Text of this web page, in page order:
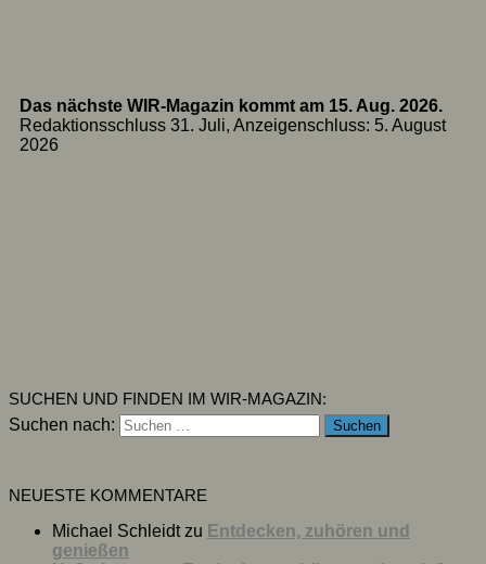
Das nächste WIR-Magazin kommt am 15. Aug. 2026.
Redaktionsschluss 31. Juli, Anzeigenschluss: 5. August
2026
SUCHEN UND FINDEN IM WIR-MAGAZIN:
Suchen nach:
NEUESTE KOMMENTARE
Michael Schleidtzu Entdecken, zuhören und
genießen